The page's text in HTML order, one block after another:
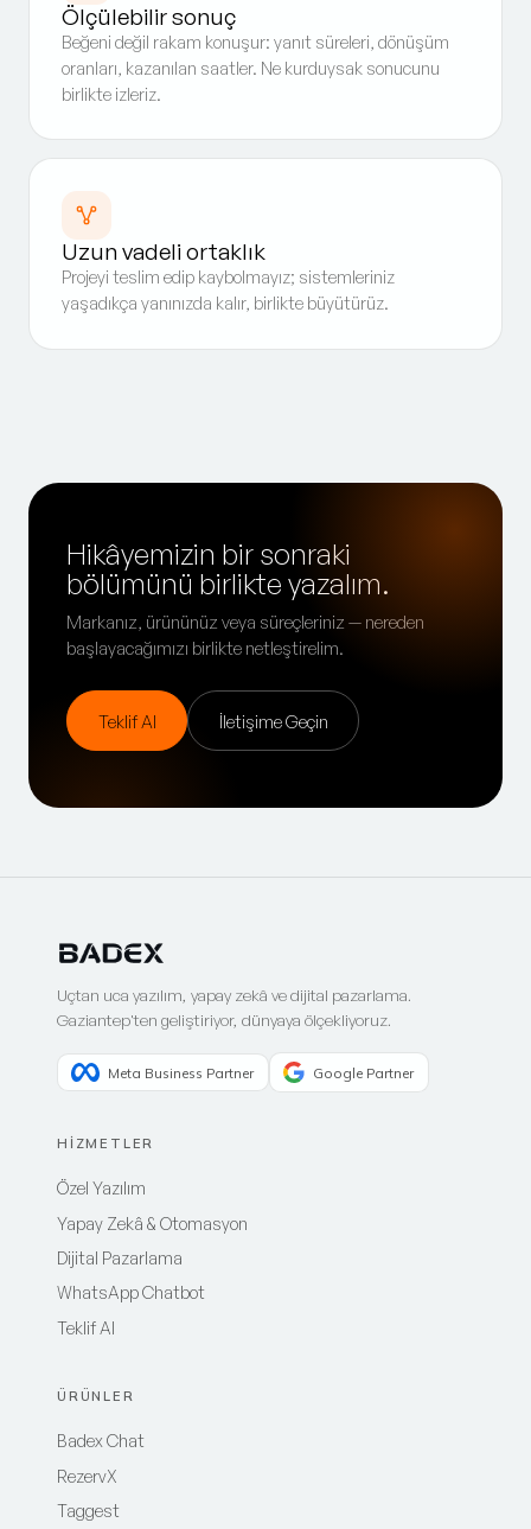
Ölçülebilir sonuç
Beğeni değil rakam konuşur: yanıt süreleri, dönüşüm
oranları, kazanılan saatler. Ne kurduysak sonucunu
birlikte izleriz.
Uzun vadeli ortaklık
Projeyi teslim edip kaybolmayız; sistemleriniz
yaşadıkça yanınızda kalır, birlikte büyütürüz.
Hikâyemizin bir sonraki
bölümünü birlikte yazalım.
Markanız, ürününüz veya süreçleriniz — nereden
başlayacağımızı birlikte netleştirelim.
Teklif Al İletişime Geçin
Uçtan uca yazılım, yapay zekâ ve dijital pazarlama.
Gaziantep'ten geliştiriyor, dünyaya ölçekliyoruz.
Meta Business Partner Google Partner
HİZMETLER
Özel Yazılım
Yapay Zekâ & Otomasyon
Dijital Pazarlama
WhatsApp Chatbot
Teklif Al
ÜRÜNLER
Badex Chat
RezervX
Taggest